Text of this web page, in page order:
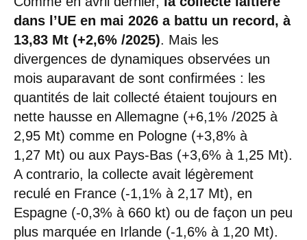
dans l’UE en mai 2026 a battu un record, à
13,83 Mt (+2,6% /2025). Mais les
divergences de dynamiques observées un
mois auparavant de sont confirmées : les
quantités de lait collecté étaient toujours en
nette hausse en Allemagne (+6,1% /2025 à
2,95 Mt) comme en Pologne (+3,8% à
1,27 Mt) ou aux Pays-Bas (+3,6% à 1,25 Mt).
A contrario, la collecte avait légèrement
reculé en France (-1,1% à 2,17 Mt), en
Espagne (-0,3% à 660 kt) ou de façon un peu
plus marquée en Irlande (-1,6% à 1,20 Mt).